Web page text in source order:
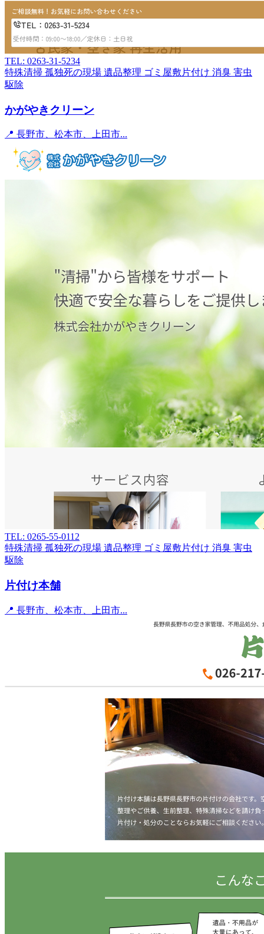
TEL: 0263-31-5234
特殊清掃 孤独死の現場 遺品整理 ゴミ屋敷片付け 消臭 害虫
駆除
かがやきクリーン
📍 長野市、松本市、上田市...
TEL: 0265-55-0112
特殊清掃 孤独死の現場 遺品整理 ゴミ屋敷片付け 消臭 害虫
駆除
片付け本舗
📍 長野市、松本市、上田市...